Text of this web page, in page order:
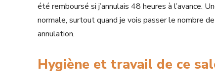
été remboursé si j’annulais 48 heures à l’avance.
normale, surtout quand je vois passer le nombre
annulation.
Hygiène et travail de ce